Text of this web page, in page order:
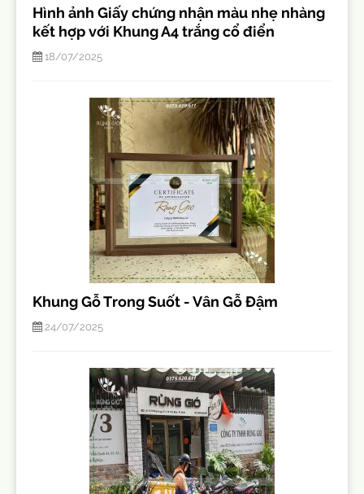
Hình ảnh Giấy chứng nhận màu nhẹ nhàng
kết hợp với Khung A4 trắng cổ điển
18/07/2025
Khung Gỗ Trong Suốt - Vân Gỗ Đậm
24/07/2025